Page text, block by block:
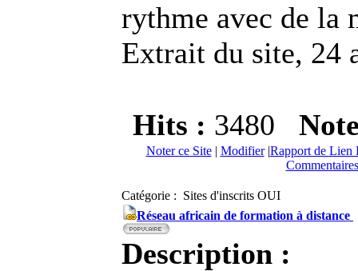
rythme avec de la
Extrait du site, 24
Hits : 3480
Noter ce Site| Modifier|Rapport de Lien
Catégorie : Sites d'inscrits OUI
Réseau africain de formation à distance
Description :